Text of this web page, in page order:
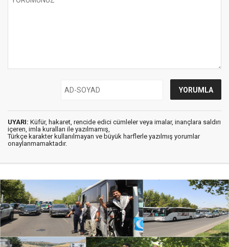
UYARI: Küfür, hakaret, rencide edici cümleler veya imalar, inançlara saldırı
içeren, imla kuralları ile yazılmamış,
Türkçe karakter kullanılmayan ve büyük harflerle yazılmış yorumlar
onaylanmamaktadır.